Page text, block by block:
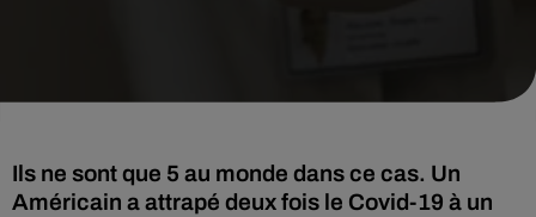
Ils ne sont que 5 au monde dans ce cas. Un
Américain a attrapé deux fois le Covid-19 à un